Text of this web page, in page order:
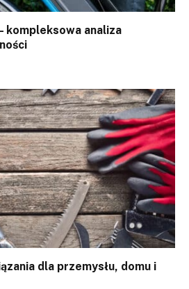
kompleksowa analiza
dla przemysłu, domu i